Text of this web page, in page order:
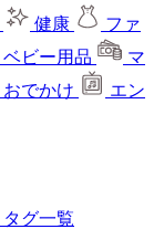
健康
ファ
ベビー用品
マ
おでかけ
エン
タグ一覧